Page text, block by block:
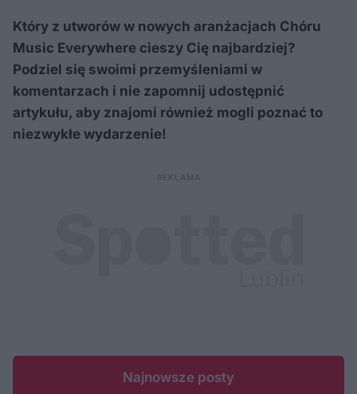
Który z utworów w nowych aranżacjach Chóru
Music Everywhere cieszy Cię najbardziej?
Podziel się swoimi przemyśleniami w
komentarzach i nie zapomnij udostępnić
artykułu, aby znajomi również mogli poznać to
niezwykłe wydarzenie!
Najnowsze posty